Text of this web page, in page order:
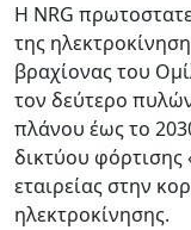
Η NRG
της
βραχίονας του
τον δεύτερο
πλάνου έως το
δικτύου
εταιρείας στην
ηλεκτροκίνησης.